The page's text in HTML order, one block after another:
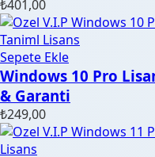
₺401,00
Sepete Ekle
Windows 10 Pro
& Garanti
₺249,00